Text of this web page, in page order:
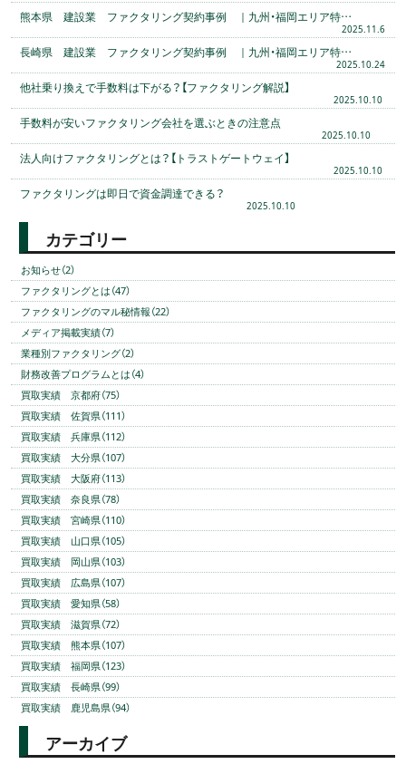
熊本県 建設業 ファクタリング契約事例 ｜九州・福岡エリア特…
2025.11.6
長崎県 建設業 ファクタリング契約事例 ｜九州・福岡エリア特…
2025.10.24
他社乗り換えで手数料は下がる？【ファクタリング解説】
2025.10.10
手数料が安いファクタリング会社を選ぶときの注意点
2025.10.10
法人向けファクタリングとは？【トラストゲートウェイ】
2025.10.10
ファクタリングは即日で資金調達できる？
2025.10.10
カテゴリー
お知らせ（2）
ファクタリングとは（47）
ファクタリングのマル秘情報（22）
メディア掲載実績（7）
業種別ファクタリング（2）
財務改善プログラムとは（4）
買取実績 京都府（75）
買取実績 佐賀県（111）
買取実績 兵庫県（112）
買取実績 大分県（107）
買取実績 大阪府（113）
買取実績 奈良県（78）
買取実績 宮崎県（110）
買取実績 山口県（105）
買取実績 岡山県（103）
買取実績 広島県（107）
買取実績 愛知県（58）
買取実績 滋賀県（72）
買取実績 熊本県（107）
買取実績 福岡県（123）
買取実績 長崎県（99）
買取実績 鹿児島県（94）
アーカイブ